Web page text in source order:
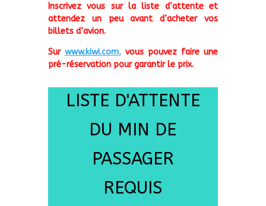
Inscrivez vous sur la liste d’attente et
attendez un peu avant d’acheter vos
billets d’avion.
Sur www.kiwi.com,vous pouvez faire une
pré-réservation pour garantir le prix.
LISTE D'ATTENTE
DU MIN DE
PASSAGER
REQUIS